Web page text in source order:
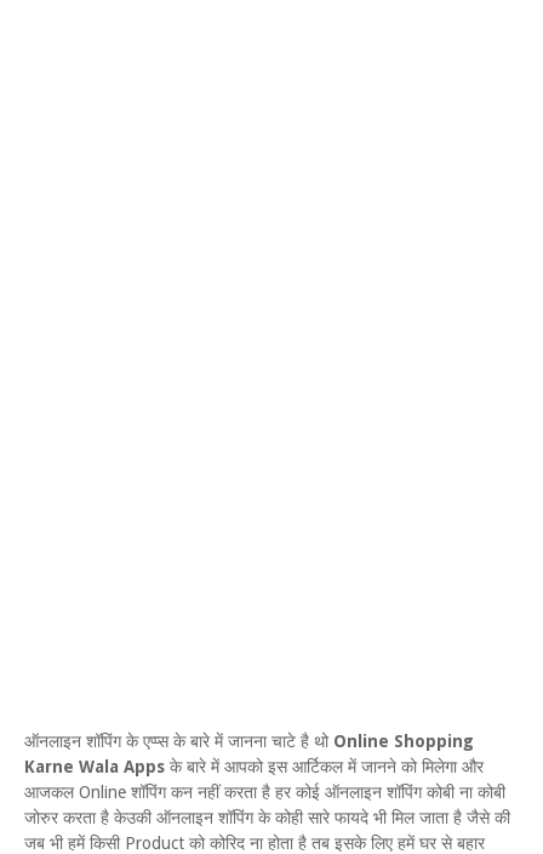
ऑनलाइन शॉपिंग के एप्प्स के बारे में जानना चाटे है थो Online Shopping
Karne Wala Apps के बारे में आपको इस आर्टिकल में जानने को मिलेगा और
आजकल Online शॉपिंग कन नहीं करता है हर कोई ऑनलाइन शॉपिंग कोबी ना कोबी
जोरुर करता है केउकी ऑनलाइन शॉपिंग के कोही सारे फायदे भी मिल जाता है जैसे की
जब भी हमें किसी Product को कोरिद ना होता है तब इसके लिए हमें घर से बहार